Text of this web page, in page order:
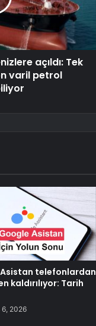
açıldı: Tek
varil petrol
telefonlardan
kaldırılıyor: Tarih
6, 2026